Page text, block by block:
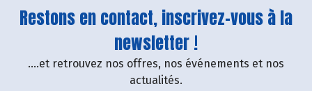
Restons en contact, inscrivez-vous à la
newsletter !
....et retrouvez nos offres, nos événements et nos
actualités.